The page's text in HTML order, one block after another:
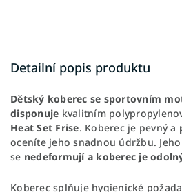
Detailní popis produktu
Dětský koberec se sportovním
disponuje kvalitním
Heat Set Frise. Koberec je pevný a
oceníte jeho snadnou údržbu.
se nedeformují a koberec je
Koberec splňuje hygienické